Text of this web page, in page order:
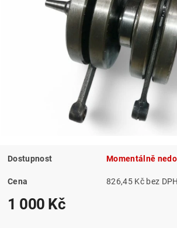
Dostupnost Momentálně
Cena 826,45 Kč bez DPH
1 000 Kč